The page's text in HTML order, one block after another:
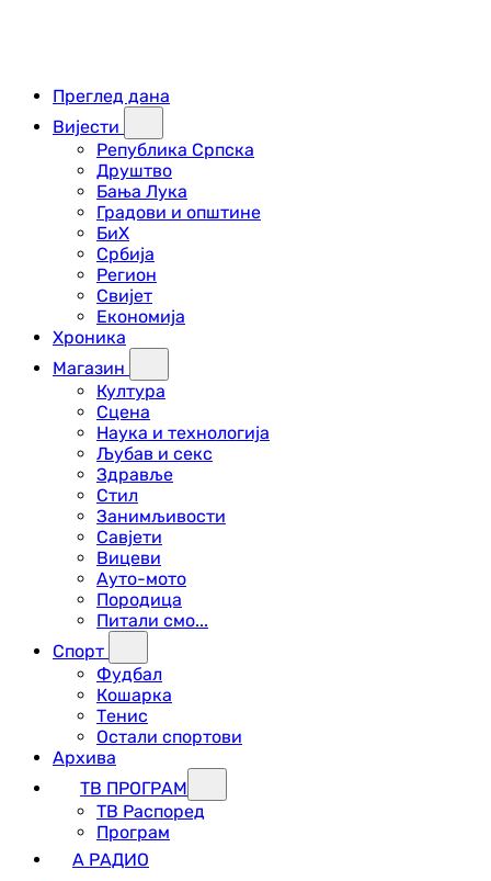
Преглед дана
Вијести
Република Српска
Друштво
Бања Лука
Градови и општине
БиХ
Србија
Регион
Свијет
Економија
Хроника
Магазин
Култура
Сцена
Наука и технологија
Љубав и секс
Здравље
Стил
Занимљивости
Савјети
Вицеви
Ауто-мото
Породица
Питали смо...
Спорт
Фудбал
Кошарка
Тенис
Остали спортови
Архива
ТВ ПРОГРАМ
ТВ Распоред
Програм
А РАДИО